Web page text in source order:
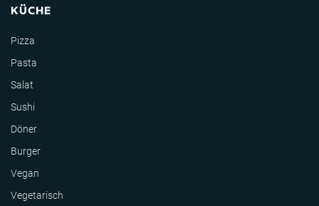
KÜCHE
Pizza
Pasta
Salat
Sushi
Döner
Burger
Vegan
Vegetarisch